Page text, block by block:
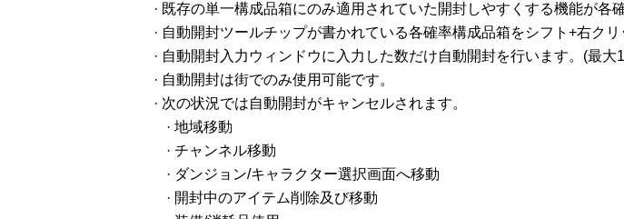
· 既存の単一構成品箱にのみ適用されていた開封しやすくする機能が各
· 自動開封ツールチップが書かれている各確率構成品箱をシフト+右ク
· 自動開封入力ウィンドウに入力した数だけ自動開封を行います。(最大
· 自動開封は街でのみ使用可能です。
· 次の状況では自動開封がキャンセルされます。
· 地域移動
· チャンネル移動
· ダンジョン/キャラクター選択画面へ移動
· 開封中のアイテム削除及び移動